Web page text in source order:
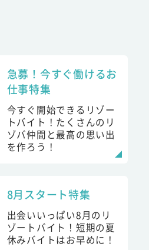
急募！今すぐ働けるお
仕事特集
今すぐ開始できるリゾー
トバイト！たくさんのリ
ゾバ仲間と最高の思い出
を作ろう！
8月スタート特集
出会いいっぱい8月のリ
ゾートバイト！短期の夏
休みバイトはお早めに！